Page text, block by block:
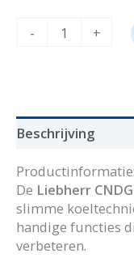
-
Liebherr
+
Beschrijving
Productinformatie:
De Liebherr
slimme
handige functies
verbeteren.